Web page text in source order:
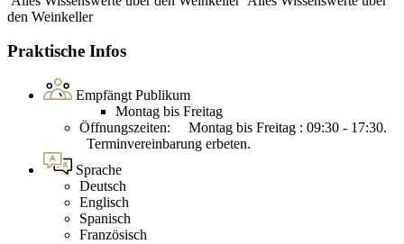
den Weinkeller
Praktische Infos
Empfängt Publikum
Montag bis Freitag
Öffnungszeiten: Montag bis Freitag : 09:30 - 17:30.
Terminvereinbarung erbeten.
Sprache
Deutsch
Englisch
Spanisch
Französisch